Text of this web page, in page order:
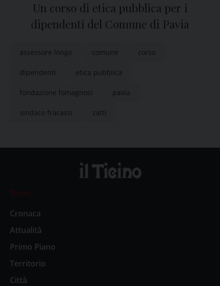
Un corso di etica pubblica per i
dipendenti del Comune di Pavia
assessore longo comune corso
dipendenti etica pubblica
fondazione fomagnosi pavia
sindaco fracassi zatti
News
Cronaca
Attualità
Primo Piano
Territorio
Città